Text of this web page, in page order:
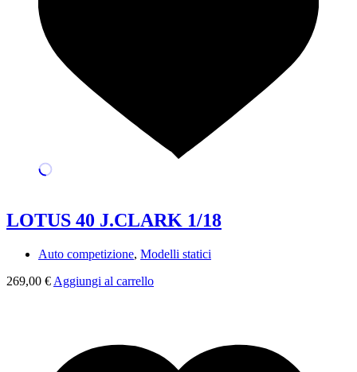
LOTUS 40 J.CLARK 1/18
Auto competizione, Modelli statici
269,00 € Aggiungi al carrello